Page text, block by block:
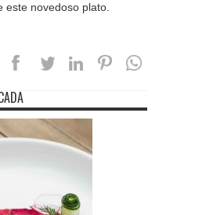
este novedoso plato.